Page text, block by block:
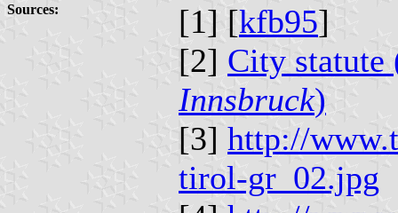
Sources: [1] [kfb95]
[2] City statute
Innsbruck)
[3] http://
tirol-gr_02.jpg